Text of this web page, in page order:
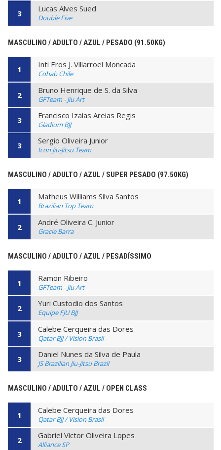
3 Lucas Alves Sued
Double Five
MASCULINO / ADULTO / AZUL / PESADO (91.50KG)
1 Inti Eros J. Villarroel Moncada
Cohab Chile
2 Bruno Henrique de S. da Silva
GFTeam - Jiu Art
3 Francisco Izaias Areias Regis
Gladium BJJ
3 Sergio Oliveira Junior
Icon Jiu-Jitsu Team
MASCULINO / ADULTO / AZUL / SUPER PESADO (97.50KG)
1 Matheus Williams Silva Santos
Brazilian Top Team
2 André Oliveira C. Junior
Gracie Barra
MASCULINO / ADULTO / AZUL / PESADÍSSIMO
1 Ramon Ribeiro
GFTeam - Jiu Art
2 Yuri Custodio dos Santos
Equipe FJU BJJ
3 Calebe Cerqueira das Dores
Qatar BJJ / Vision Brasil
3 Daniel Nunes da Silva de Paula
JS Brazilian Jiu-Jitsu Brazil
MASCULINO / ADULTO / AZUL / OPEN CLASS
1 Calebe Cerqueira das Dores
Qatar BJJ / Vision Brasil
2 Gabriel Victor Oliveira Lopes
Alliance SP